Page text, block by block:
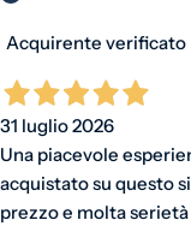
Acquirente verificato
31 luglio 2026
Una piacevole
acquistato su questo
prezzo e molta